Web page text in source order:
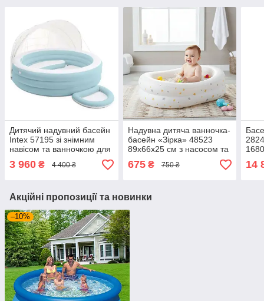
Дитячий надувний басейн
Intex 57195 зі знімним
навісом та ванночкою для
ніг 277х221х137 см 830 л
3 960 ₴ 4 400 ₴
Надувна дитяча ванночка-
басейн «Зірка» 48523
89х66х25 см з насосом та
ремкомплектом
675₴ 750 ₴ 14
Акційні пропозиції та новинки
–10%